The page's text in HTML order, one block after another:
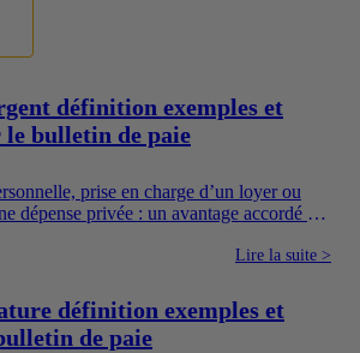
définition exemples et
bulletin de paie
prise en charge d’un loyer ou
dépense privée : un avantage accordé en
versées par une entreprise ne suivent
en argent, les frais professionnels
dont l’utilisation est encadrée.
Lire la suite >
définition exemples et
de paie